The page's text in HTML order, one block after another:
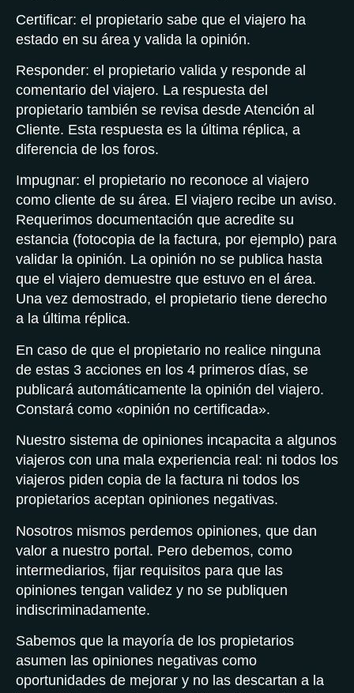
Certificar: el propietario sabe que el viajero ha
estado en su área y valida la opinión.
Responder: el propietario valida y responde al
comentario del viajero. La respuesta del
propietario también se revisa desde Atención al
Cliente. Esta respuesta es la última réplica, a
diferencia de los foros.
Impugnar: el propietario no reconoce al viajero
como cliente de su área. El viajero recibe un aviso.
Requerimos documentación que acredite su
estancia (fotocopia de la factura, por ejemplo) para
validar la opinión. La opinión no se publica hasta
que el viajero demuestre que estuvo en el área.
Una vez demostrado, el propietario tiene derecho
a la última réplica.
En caso de que el propietario no realice ninguna
de estas 3 acciones en los 4 primeros días, se
publicará automáticamente la opinión del viajero.
Constará como «opinión no certificada».
Nuestro sistema de opiniones incapacita a algunos
viajeros con una mala experiencia real: ni todos los
viajeros piden copia de la factura ni todos los
propietarios aceptan opiniones negativas.
Nosotros mismos perdemos opiniones, que dan
valor a nuestro portal. Pero debemos, como
intermediarios, fijar requisitos para que las
opiniones tengan validez y no se publiquen
indiscriminadamente.
Sabemos que la mayoría de los propietarios
asumen las opiniones negativas como
oportunidades de mejorar y no las descartan a la